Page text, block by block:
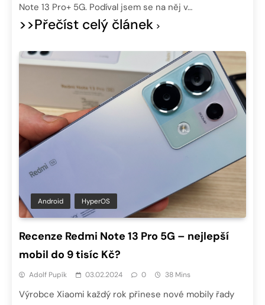
Note 13 Pro+ 5G. Podíval jsem se na něj v…
>>Přečíst celý článek
Android HyperOS
Recenze Redmi Note 13 Pro 5G – nejlepší
mobil do 9 tisíc Kč?
Adolf Pupík 03.02.2024 0 38 Mins
Výrobce Xiaomi každý rok přinese nové mobily řady